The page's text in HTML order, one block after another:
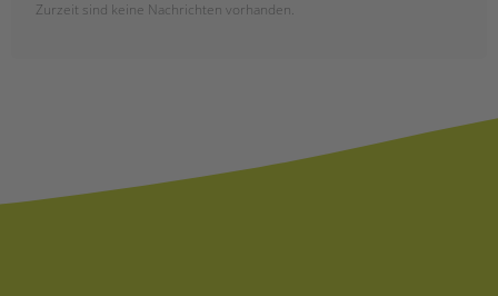
Zurzeit sind keine Nachrichten vorhanden.